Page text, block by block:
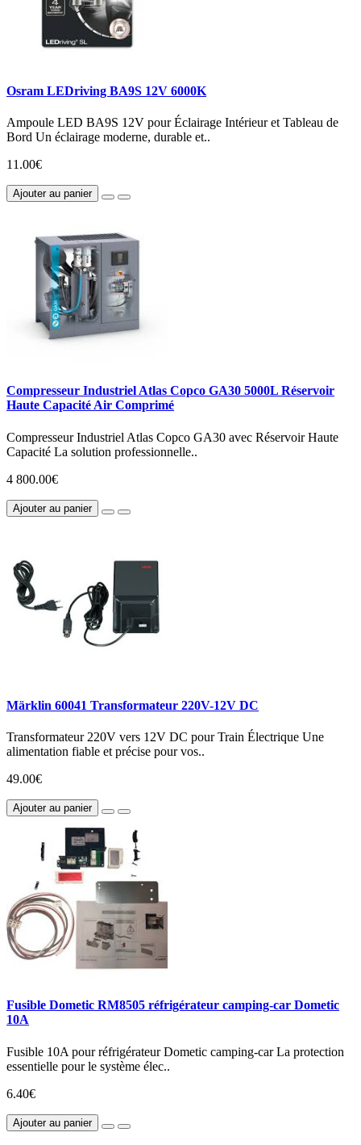
Osram LEDriving BA9S 12V 6000K
Ampoule LED BA9S 12V pour Éclairage Intérieur et Tableau de
Bord Un éclairage moderne, durable et..
11.00€
Ajouter au panier
Compresseur Industriel Atlas Copco GA30 5000L Réservoir
Haute Capacité Air Comprimé
Compresseur Industriel Atlas Copco GA30 avec Réservoir Haute
Capacité La solution professionnelle..
4 800.00€
Ajouter au panier
Märklin 60041 Transformateur 220V-12V DC
Transformateur 220V vers 12V DC pour Train Électrique Une
alimentation fiable et précise pour vos..
49.00€
Ajouter au panier
Fusible Dometic RM8505 réfrigérateur camping-car Dometic
10A
Fusible 10A pour réfrigérateur Dometic camping-car La protection
essentielle pour le système élec..
6.40€
Ajouter au panier